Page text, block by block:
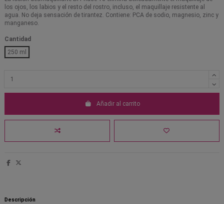
los ojos, los labios y el resto del rostro, incluso, el maquillaje resistente al
agua. No deja sensación de tirantez. Contiene: PCA de sodio, magnesio, zinc y
manganeso.
Cantidad
250 ml
Añadir al carrito
Descripción